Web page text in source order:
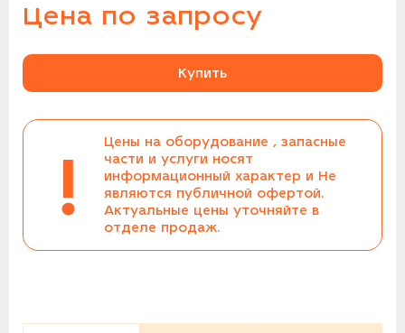
Цена по запросу
Купить
!
Цены на оборудование , запасные
части и услуги носят
информационный характер и Не
являются публичной офертой.
Актуальные цены уточняйте в
отделе продаж.